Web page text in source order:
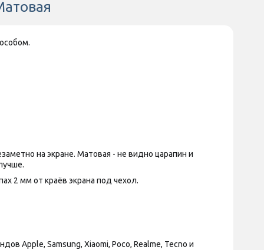
на экране. Матовая - не видно царапин и
2 мм от краёв экрана под чехол.
Apple, Samsung, Xiaomi, Poco, Realme, Tecno и